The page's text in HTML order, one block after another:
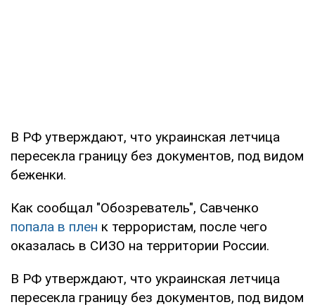
В РФ утверждают, что украинская летчица
пересекла границу без документов, под видом
беженки.
Как сообщал "Обозреватель", Савченко
попала в плен к террористам, после чего
оказалась в СИЗО на территории России.
В РФ утверждают, что украинская летчица
пересекла границу без документов, под видом